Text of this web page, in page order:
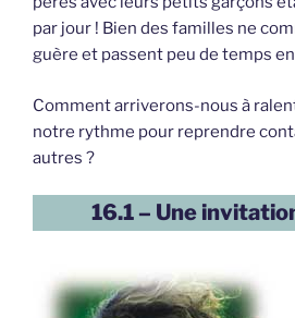
par jour ! Bien des familles ne
guère et passent peu de temps
Comment arriverons-nous à
notre rythme pour reprendre
autres ?
16.1 – Une